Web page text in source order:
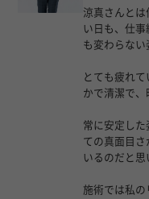
涼真さんと
い日も、仕
も変わらない
とても疲れ
かで清潔で、
常に安定した
ての真面目さ
いるのだと思
施術では私